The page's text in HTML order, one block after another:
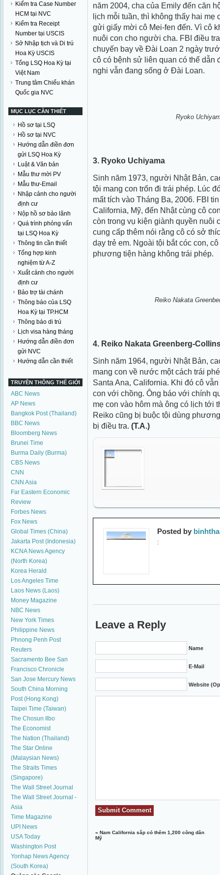
Kiểm tra Case Number
HCM tại NVC
Kiểm tra Receipt
Number tại USCIS
Sở Nhập tịch và Di trú
Hoa Kỳ USCIS
Tổng LSQ Hoa Kỳ tại
Việt Nam
Trung tâm Chiếu khán
Quốc gia NVC
MỤC LỤC CẦN THIẾT
Hồ sơ tại LSQ
Hồ sơ tại NVC
Hướng dẫn điền đơn
gửi LSQ Hoa Kỳ
Luật & Văn bản
Mẫu thư mời PV
Mẫu thư-Email
Nhập cảnh cho người
định cư
Nộp hồ sơ bảo lãnh
Quá trình phỏng vấn
tại LSQ Hoa Kỳ
Thông tin cần thiết
Tổng hợp kinh
nghiệm từ A-Z
Xuất cảnh cho người
định cư
Bảo trợ tài chánh
Thông báo của LSQ
Hoa Kỳ tại TP.HCM
Thông báo di trú
Lịch visa hàng tháng
Hướng dẫn điền đơn
gửi NVC
Hướng dẫn cần thiết
TRUYỀN THÔNG THẾ GIỚI
ABC News
AP News
Bangkok Post (Thailand)
BBC News
Bloomberg News
Brunei Time
Burma Daily (Burma)
CBS News
CNN
CNN Asia
Far Eastern Economic
Review
Forbes News
Fox News
Global Times (China)
Jakarta Post (Indonesia)
KCNA News Agency
(North Korea)
Korea Herald
Los Angeles Time
Laos News (Laos)
Money Magazine
NBC News
New York Times
Philippine News
Phnong Penh Post
Reuters
Sacramento Bee San
Francisco Chronicle
San Jose Mercury News
South China Morning
Post (Hong Kong)
Taipei Time (Taiwan)
The Chosun Ilbo
The Economist
The Nation (Thailand)
The Star Online
(Malaysian News)
The Straits Times
(Singapore)
The Wall Street Journal
The Wall Street Journal -
Asia
Time Magazine
UPI News
USA Today
Washington Post
Yonhap News Agency
(South Korea)
năm 2004, cha của Emily đến căn
lịch mỗi tuần, thì không thấy hai mẹ
gửi giấy mời cô Mei-fen đến. Vì cô
nuôi con cho người cha. FBI điều
chuyến bay về Đài Loan 2 ngày
cô có bệnh sử liên quan có thể dẫn
nghi vẫn đang sống ở Đài Loan.
Ryoko
3. Ryoko Uchiyama
Sinh năm 1973, người Nhật Bản,
tội mang con trốn đi trái phép. Lúc
mất tích vào Tháng Ba, 2006. FBI
California, Mỹ, đến Nhật cùng cô
còn trong vụ kiện giành quyền nuôi
cung cấp thêm nói rằng cô có sở
dạy trẻ em. Ngoài tội bắt cóc con,
phương tiện hàng không trái phép.
Reiko Nakata
4. Reiko Nakata Greenberg-
Sinh năm 1964, người Nhật Bản,
mang con về nước một cách trái
Santa Ana, California. Khi đó cô
con với chồng. Ông báo với chính
mẹ con vào hôm mà ông có lịch tới
Reiko cũng bị buộc tội dùng
bị điều tra. (T.A.)
Posted by
:
Leave a Reply
Name
E-Mail
Website
«Nam California sắp có thêm 1,200 công dân
Mỹ